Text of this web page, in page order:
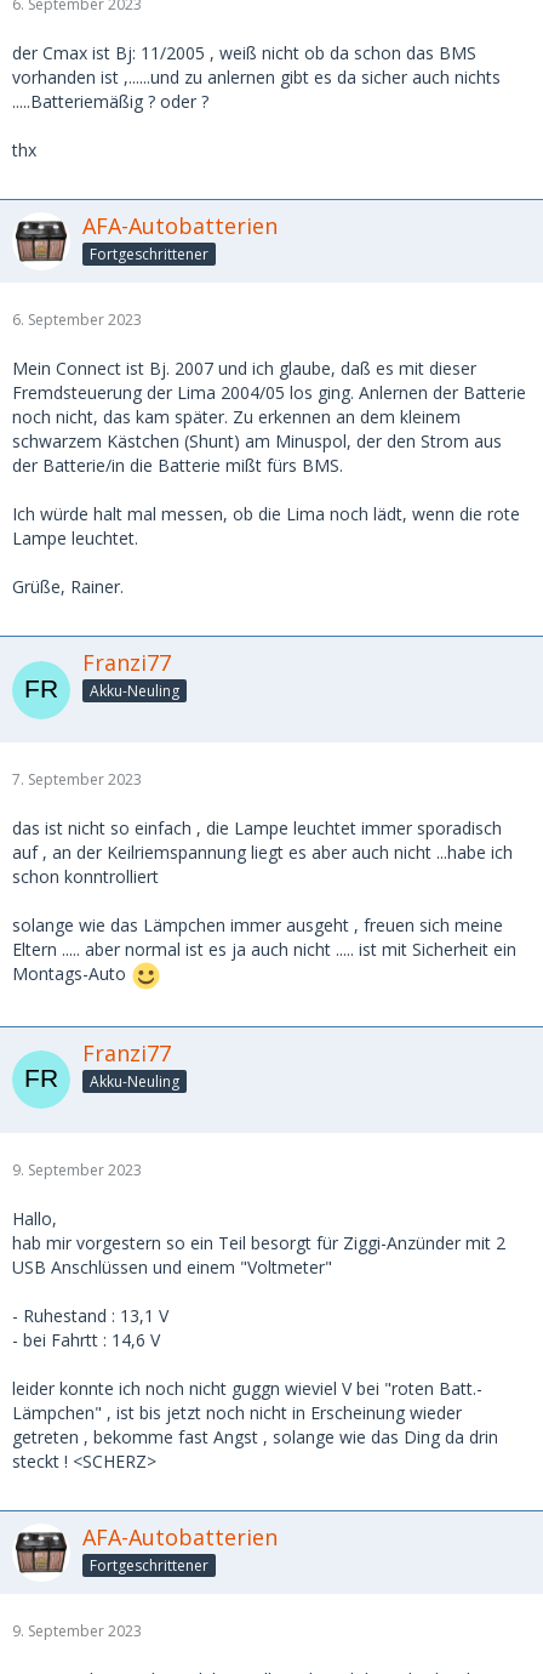
6. September 2023
der Cmax ist Bj: 11/2005 , weiß nicht ob da schon das BMS
vorhanden ist ,......und zu anlernen gibt es da sicher auch nichts
.....Batteriemäßig ? oder ?
thx
AFA-Autobatterien
Fortgeschrittener
6. September 2023
Mein Connect ist Bj. 2007 und ich glaube, daß es mit dieser
Fremdsteuerung der Lima 2004/05 los ging. Anlernen der Batterie
noch nicht, das kam später. Zu erkennen an dem kleinem
schwarzem Kästchen (Shunt) am Minuspol, der den Strom aus
der Batterie/in die Batterie mißt fürs BMS.
Ich würde halt mal messen, ob die Lima noch lädt, wenn die rote
Lampe leuchtet.
Grüße, Rainer.
Franzi77
Akku-Neuling
7. September 2023
das ist nicht so einfach , die Lampe leuchtet immer sporadisch
auf , an der Keilriemspannung liegt es aber auch nicht ...habe ich
schon konntrolliert
solange wie das Lämpchen immer ausgeht , freuen sich meine
Eltern ..... aber normal ist es ja auch nicht ..... ist mit Sicherheit ein
Montags-Auto
Franzi77
Akku-Neuling
9. September 2023
Hallo,
hab mir vorgestern so ein Teil besorgt für Ziggi-Anzünder mit 2
USB Anschlüssen und einem "Voltmeter"
- Ruhestand : 13,1 V
- bei Fahrtt : 14,6 V
leider konnte ich noch nicht guggn wieviel V bei "roten Batt.-
Lämpchen" , ist bis jetzt noch nicht in Erscheinung wieder
getreten , bekomme fast Angst , solange wie das Ding da drin
steckt ! <SCHERZ>
AFA-Autobatterien
Fortgeschrittener
9. September 2023